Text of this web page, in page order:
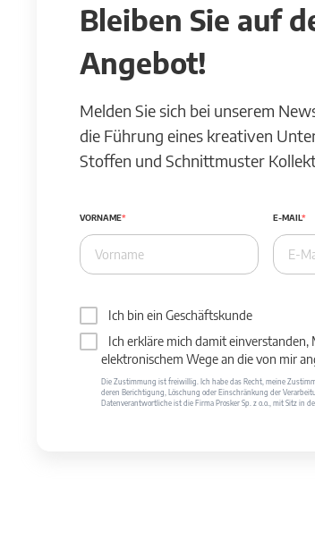
Bleiben Sie auf
Angebot!
Melden Sie sich bei unserem
die Führung eines kreativen
Stoffen und Schnittmuster
VORNAME E-MAIL
Ich bin ein Geschäftskunde
Ich erkläre mich damit
elektronischem Wege an die von mir
Die Zustimmung ist freiwillig. Ich habe das Recht, meine
deren Berichtigung, Löschung oder Einschränkung der
Datenverantwortliche ist die Firma Prosker Sp. z o.o., mit Sitz in